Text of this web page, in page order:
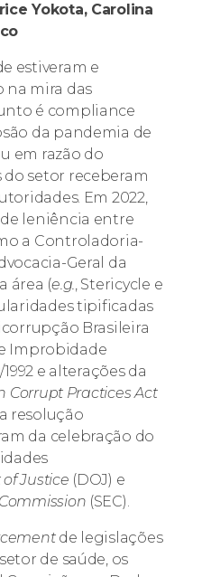
Yokota, Carolina
estiveram e
na mira das
é compliance
da pandemia de
em razão do
do setor receberam
Em 2022,
leniência entre
a Controladoria-
Geral da
área (e.g., Stericycle e
tipificadas
Brasileira
Improbidade
e alterações da
Corrupt Practices Act
resolução
da celebração do
Justice (DOJ) e
(SEC).
de legislações
de saúde, os